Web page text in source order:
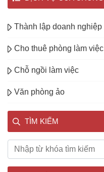
Thành lập doanh nghiệp
Cho thuê phòng làm việc
Chỗ ngồi làm việc
Văn phòng ảo
TÌM KIẾM